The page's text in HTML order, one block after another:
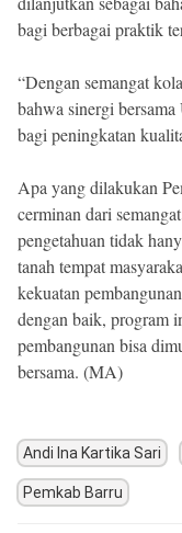
bagi berbagai praktik
“Dengan semangat
bahwa sinergi
bagi peningkatan
Apa yang dilakukan
cerminan dari
pengetahuan tidak
tanah tempat
kekuatan
dengan baik, program
pembangunan bisa
bersama. (MA)
Andi Ina Kartika Sari
Pemkab Barru